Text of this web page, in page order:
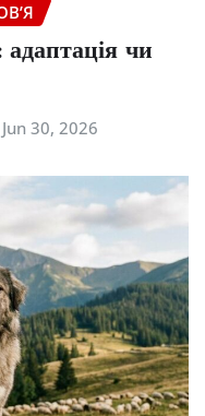
адаптація чи
Jun 30, 2026